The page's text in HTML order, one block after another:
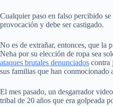
Cualquier paso en falso percibido se
provocación y debe ser castigado.
No es de extrañar, entonces, que la
Neha por su elección de ropa sea
ataques brutales denunciados contra
sus familias que han conmocionado
El mes pasado, un desgarrador
tribal de 20 años que era golpeada